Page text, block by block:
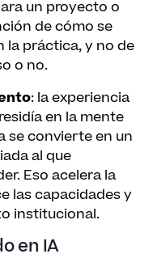
un proyecto o
de cómo se
la práctica, y no de
o no.
: la experiencia
en la mente
se convierte en un
al que
Eso acelera la
las capacidades y
institucional.
en IA